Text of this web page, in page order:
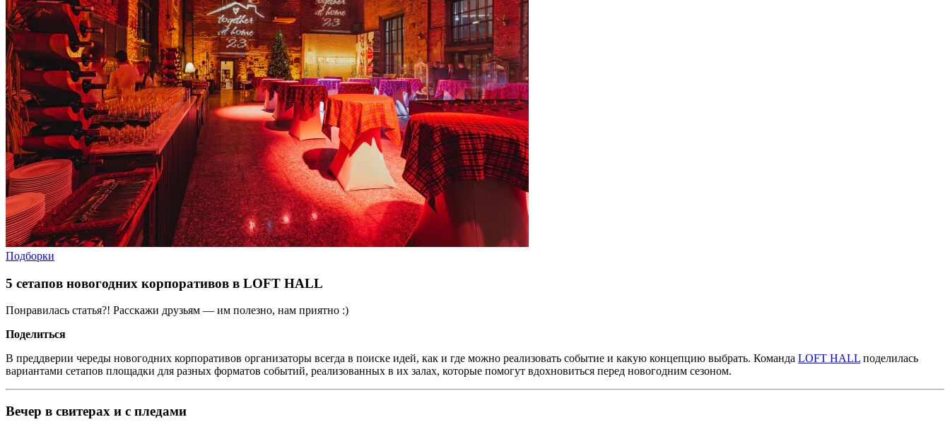
Подборки
5 сетапов новогодних корпоративов в LOFT HALL
Понравилась статья?! Расскажи друзьям — им полезно, нам приятно :)
Поделиться
В преддверии череды новогодних корпоративов организаторы всегда в поиске идей, как и где можно реализовать событие и какую концепцию выбрать. Команда LOFT HALL поделилась
вариантами сетапов площадки для разных форматов событий, реализованных в их залах, которые помогут вдохновиться перед новогодним сезоном.
Вечер в свитерах и с пледами